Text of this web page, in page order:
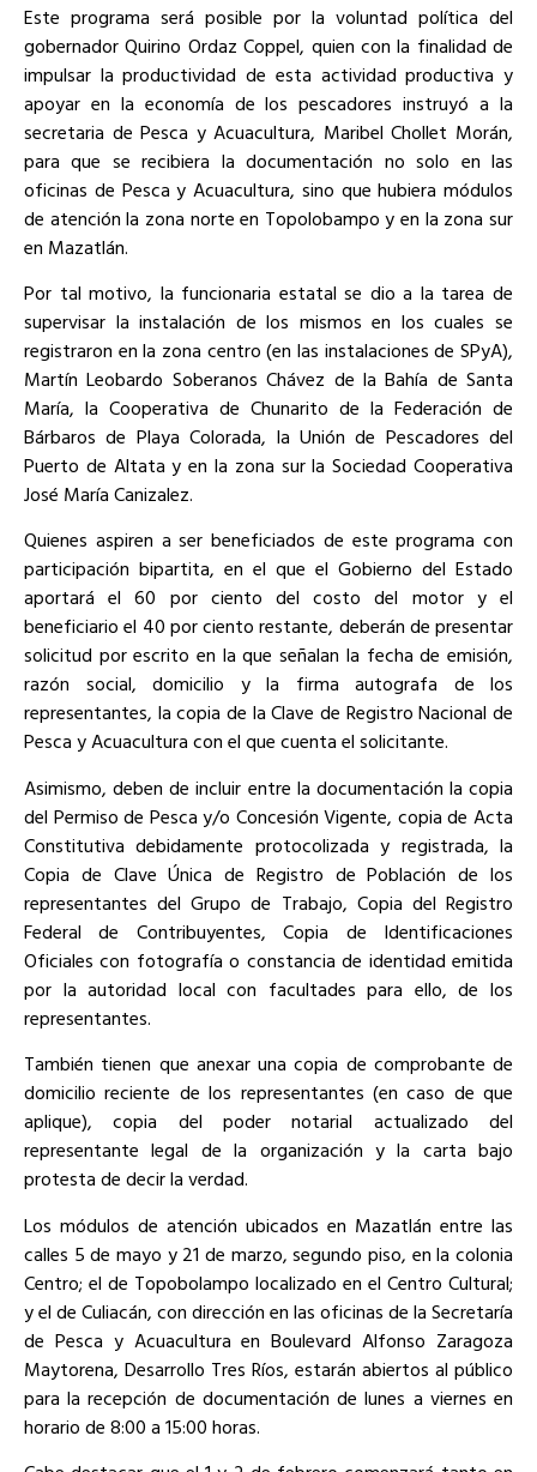
Este programa será posible por la voluntad política del
gobernador Quirino Ordaz Coppel, quien con la finalidad de
impulsar la productividad de esta actividad productiva y
apoyar en la economía de los pescadores instruyó a la
secretaria de Pesca y Acuacultura, Maribel Chollet Morán,
para que se recibiera la documentación no solo en las
oficinas de Pesca y Acuacultura, sino que hubiera módulos
de atención la zona norte en Topolobampo y en la zona sur
en Mazatlán.
Por tal motivo, la funcionaria estatal se dio a la tarea de
supervisar la instalación de los mismos en los cuales se
registraron en la zona centro (en las instalaciones de SPyA),
Martín Leobardo Soberanos Chávez de la Bahía de Santa
María, la Cooperativa de Chunarito de la Federación de
Bárbaros de Playa Colorada, la Unión de Pescadores del
Puerto de Altata y en la zona sur la Sociedad Cooperativa
José María Canizalez.
Quienes aspiren a ser beneficiados de este programa con
participación bipartita, en el que el Gobierno del Estado
aportará el 60 por ciento del costo del motor y el
beneficiario el 40 por ciento restante, deberán de presentar
solicitud por escrito en la que señalan la fecha de emisión,
razón social, domicilio y la firma autografa de los
representantes, la copia de la Clave de Registro Nacional de
Pesca y Acuacultura con el que cuenta el solicitante.
Asimismo, deben de incluir entre la documentación la copia
del Permiso de Pesca y/o Concesión Vigente, copia de Acta
Constitutiva debidamente protocolizada y registrada, la
Copia de Clave Única de Registro de Población de los
representantes del Grupo de Trabajo, Copia del Registro
Federal de Contribuyentes, Copia de Identificaciones
Oficiales con fotografía o constancia de identidad emitida
por la autoridad local con facultades para ello, de los
representantes.
También tienen que anexar una copia de comprobante de
domicilio reciente de los representantes (en caso de que
aplique), copia del poder notarial actualizado del
representante legal de la organización y la carta bajo
protesta de decir la verdad.
Los módulos de atención ubicados en Mazatlán entre las
calles 5 de mayo y 21 de marzo, segundo piso, en la colonia
Centro; el de Topobolampo localizado en el Centro Cultural;
y el de Culiacán, con dirección en las oficinas de la Secretaría
de Pesca y Acuacultura en Boulevard Alfonso Zaragoza
Maytorena, Desarrollo Tres Ríos, estarán abiertos al público
para la recepción de documentación de lunes a viernes en
horario de 8:00 a 15:00 horas.